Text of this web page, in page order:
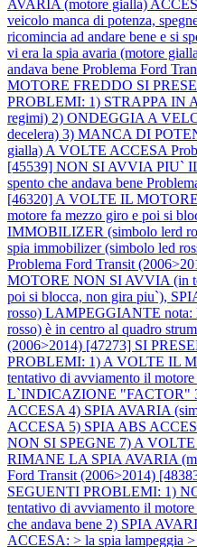
AVARIA (motore gialla)
veicolo manca di potenza,
ricomincia ad andare bene e si
vi era la spia avaria (motore
andava bene Problema Ford
MOTORE FREDDO SI
PROBLEMI: 1) STRAPPA IN
regimi) 2) ONDEGGIA A
decelera) 3) MANCA DI
gialla) A VOLTE ACCESA
[45539] NON SI AVVIA PIU`
spento che andava bene
[46320] A VOLTE IL
motore fa mezzo giro e poi si
IMMOBILIZER (simbolo lerd
spia immobilizer (simbolo led
Problema Ford Transit
MOTORE NON SI AVVIA (in
poi si blocca, non gira piu`),
rosso) LAMPEGGIANTE nota:
rosso) è in centro al quadro
(2006>2014) [47273] SI
PROBLEMI: 1) A VOLTE IL
tentativo di avviamento il
L`INDICAZIONE "FACTOR"
ACCESA 4) SPIA AVARIA
ACCESA 5) SPIA ABS
NON SI SPEGNE 7) A
RIMANE LA SPIA AVARIA
Ford Transit (2006>2014)
SEGUENTI PROBLEMI: 1)
tentativo di avviamento il
che andava bene 2) SPIA
ACCESA: > la spia lampeggia